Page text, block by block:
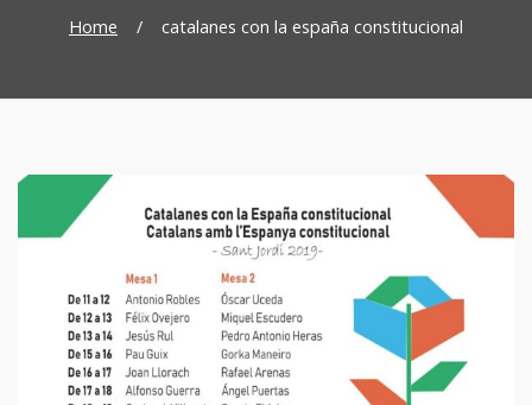
Home / catalanes con la españa constitucional